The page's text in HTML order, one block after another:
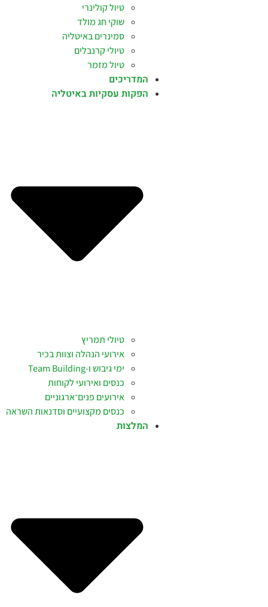
טיול קולינרי
שוקי חג מולד
סמינרים באיטליה
טיולי קרנבלים
טיול מזמר
המדריכים
הפקות עסקיות באיטליה
טיולי תמריץ
אירועי הנהלה וצוות בכיר
ימי גיבוש ו-Team Building
כנסים ואירועי לקוחות
אירועים פנים־ארגוניים
כנסים מקצועיים וסדנאות השראה
המלצות